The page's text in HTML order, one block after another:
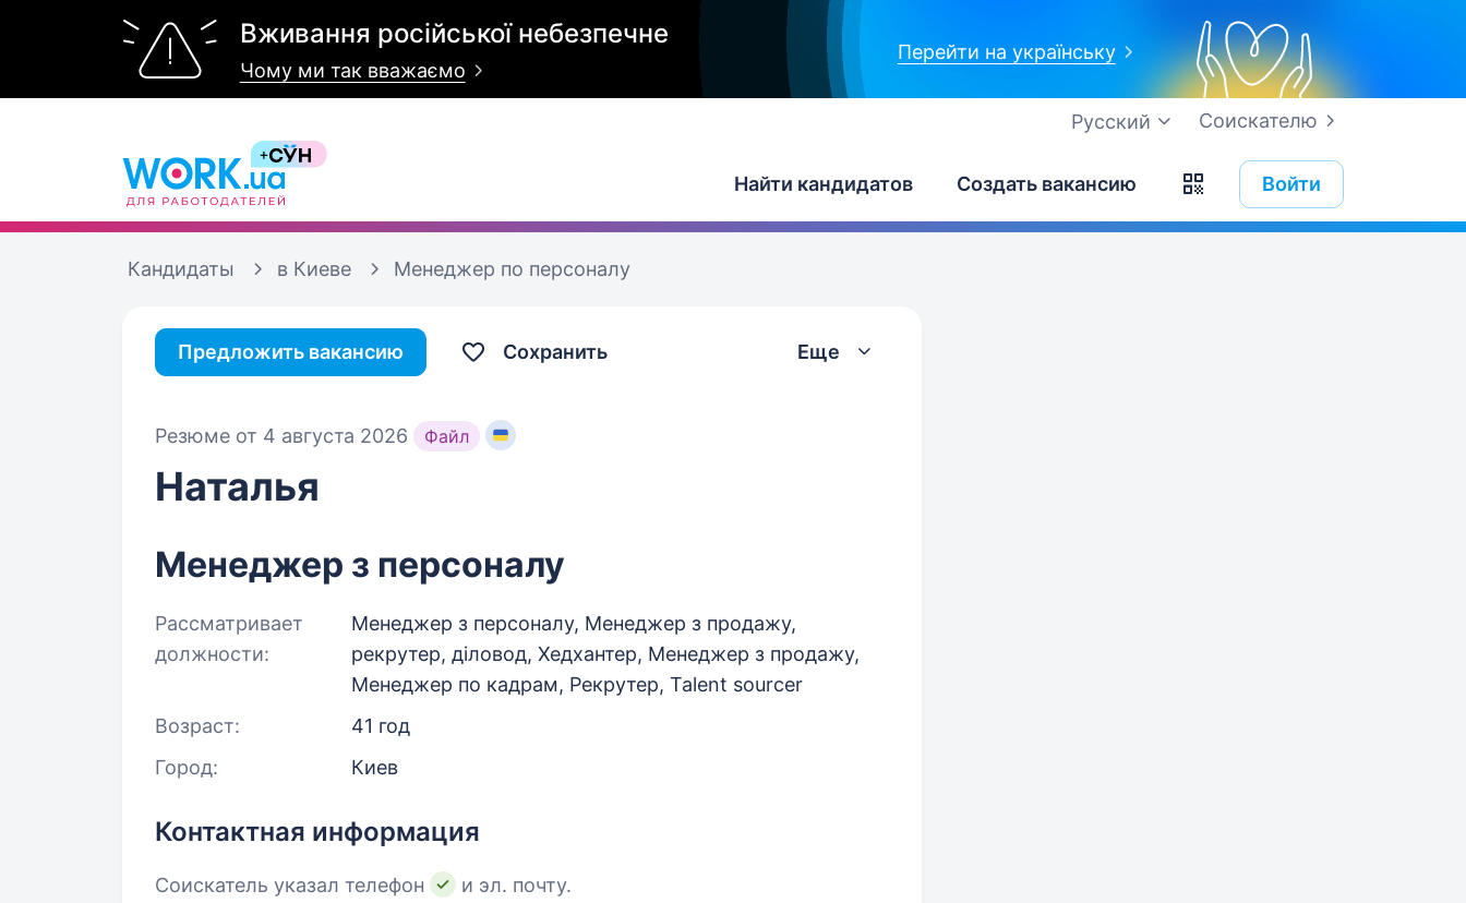
Вживання російської небезпечне
Чому ми так вважаємо
Перейти на українську
Соискателю
Русский
Найти кандидатов Создать вакансию Войти
Кандидаты в Киеве Менеджер по персоналу
Предложить вакансию Сохранить Еще
Резюме от 4 августа 2026 Файл
Наталья
Менеджер з персоналу
Рассматривает
должности:
Менеджер з персоналу, Менеджер з продажу,
рекрутер, діловод, Хедхантер, Менеджер з продажу,
Менеджер по кадрам, Рекрутер, Talent sourcer
Возраст:
41 год
Город:
Киев
Контактная информация
Соискатель указал телефон
и эл. почту.